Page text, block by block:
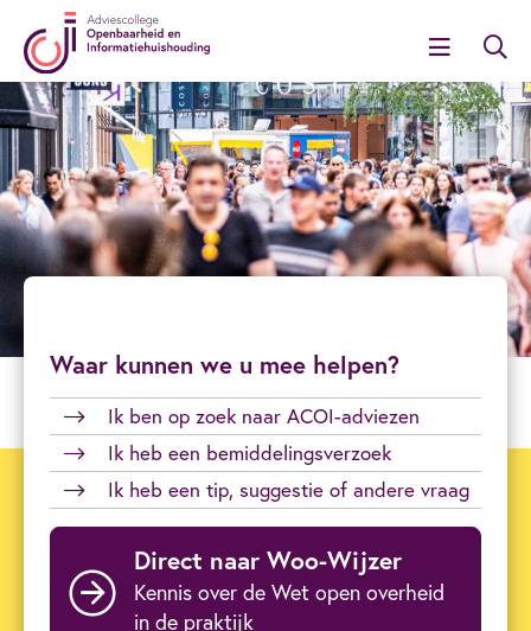
Waar kunnen we u mee helpen?
Ik ben op zoek naar ACOI-adviezen
Ik heb een bemiddelingsverzoek
Ik heb een tip, suggestie of andere vraag
Direct naar Woo-Wijzer
Kennis over de Wet open overheid
in de praktijk